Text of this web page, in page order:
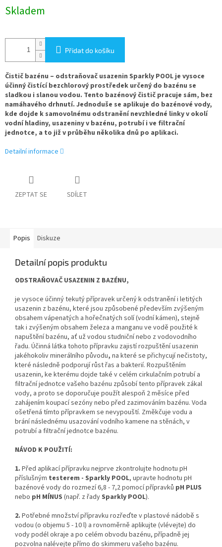
cena:
Skladem
Přidat do košíku
Čistič bazénu – odstraňovač usazenin Sparkly POOL je vysoce
účinný čistící bezchlorový prostředek určený do bazénu se
sladkou i slanou vodou. Tento bazénový čistič pracuje sám, bez
namáhavého drhnutí. Jednoduše se aplikuje do bazénové vody,
kde dojde k samovolnému odstranění nevzhledné linky v okolí
vodní hladiny, usazeniny v bazénu, potrubí i ve filtrační
jednotce, a to již v průběhu několika dnů po aplikaci.
Detailní informace
ZEPTAT SE SDÍLET
Popis Diskuze
Detailní popis produktu
ODSTRAŇOVAČ USAZENIN Z BAZÉNU,
je vysoce účinný tekutý přípravek určený k odstranění i letitých
usazenin z bazénu, které jsou způsobené především zvýšeným
obsahem vápenatých a hořečnatých solí (vodní kámen), stejně
tak i zvýšeným obsahem železa a manganu ve vodě použité k
napuštění bazénu, ať už vodou studniční nebo z vodovodního
řadu. Účinná látka tohoto přípravku zajistí rozpuštění usazenin
jakéhokoliv minerálního původu, na které se přichycují nečistoty,
které následně podporují růst řas a bakterií. Rozpuštěním
usazenin, ke kterému dojde také v celém cirkulačním potrubí a
filtrační jednotce vašeho bazénu způsobí tento přípravek zákal
vody, a proto se doporučuje použít alespoň 2 měsíce před
zahájením koupací sezóny nebo před zazimováním bazénu. Voda
ošetřená tímto přípravkem se nevypouští. Změkčuje vodu a
brání následnému usazování vodního kamene na stěnách, v
potrubí a filtrační jednotce bazénu.
NÁVOD K POUŽITÍ:
1. Před aplikací přípravku nejprve zkontrolujte hodnotu pH
příslušným testerem - Sparkly POOL, upravte hodnotu pH
bazénové vody do rozmezí 6,8 - 7,2 pomocí přípravků pH PLUS
nebo pH MÍNUS (např. z řadySparkly POOL).
2. Potřebné množství přípravku rozřeďte v plastové nádobě s
vodou (o objemu 5 - 10 l) a rovnoměrně aplikujte (vlévejte) do
vody podél okraje a po celém obvodu bazénu, případně jej
pozvolna nalévejte přímo do skimmeru vašeho bazénu.